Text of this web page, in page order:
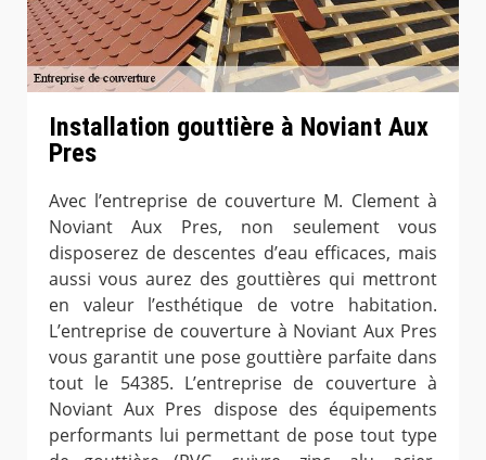
Installation gouttière à Noviant Aux
Pres
Avec l’entreprise de couverture M. Clement à
Noviant Aux Pres, non seulement vous
disposerez de descentes d’eau efficaces, mais
aussi vous aurez des gouttières qui mettront
en valeur l’esthétique de votre habitation.
L’entreprise de couverture à Noviant Aux Pres
vous garantit une pose gouttière parfaite dans
tout le 54385. L’entreprise de couverture à
Noviant Aux Pres dispose des équipements
performants lui permettant de pose tout type